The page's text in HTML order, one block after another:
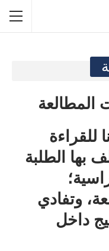
المطالعة
للقراءة
بها الطلبة
وتفادي
داخل